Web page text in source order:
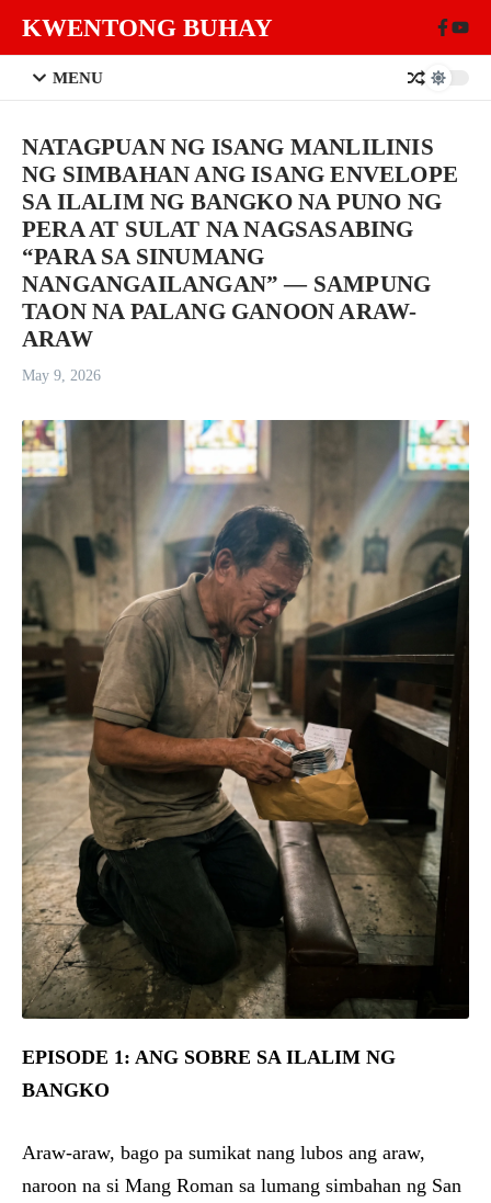
KWENTONG BUHAY
MENU
NATAGPUAN NG ISANG MANLILINIS
NG SIMBAHAN ANG ISANG ENVELOPE
SA ILALIM NG BANGKO NA PUNO NG
PERA AT SULAT NA NAGSASABING
“PARA SA SINUMANG
NANGANGAILANGAN” — SAMPUNG
TAON NA PALANG GANOON ARAW-
ARAW
May 9, 2026
EPISODE 1: ANG SOBRE SA ILALIM NG
BANGKO
Araw-araw, bago pa sumikat nang lubos ang araw,
naroon na si Mang Roman sa lumang simbahan ng San